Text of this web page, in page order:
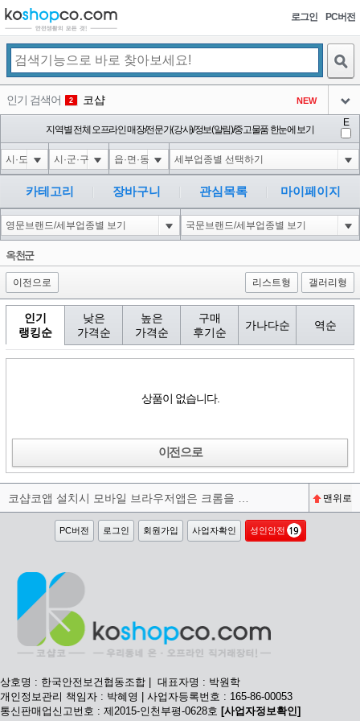
로그인 PC버전
인기 검색어 2 코샵 NEW
3 익스
아이콘
4 1-1; waitfor delay '0:0:15' --
아이콘
5 10"XOR(1*if(now()=sysdate(),sleep(15),0))XOR"Z
아이콘
1
6 1-1); waitfor delay '0:0:15' --
아이콘
1
1
지역별 전체 오프라인 매장/전문가(강사)/정보(알림)/중고물품 한눈에 보기
E
카테고리 장바구니 관심목록 마이페이지
옥천군
이전으로 리스트형 갤러리형
인기
랭킹순
낮은
가격순
높은
가격순
구매
후기순
가나다순 역순
상품이 없습니다.
이전으로
맨위로
PC버전 로그인 회원가입 사업자확인 성인안전
상호명 : 한국안전보건협동조합 | 대표자명 : 박원학
개인정보관리 책임자 : 박혜영 | 사업자등록번호 : 165-86-00053
통신판매업신고번호 : 제2015-인천부평-0628호 [사업자정보확인]